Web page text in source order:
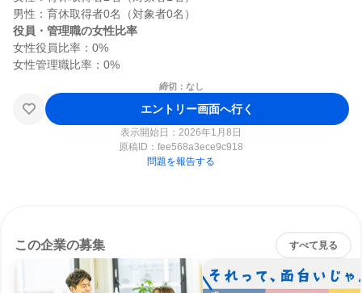
役員・管理職の女性比率
女性役員比率：0%
締切：なし
エントリー画面へ行く
表示開始日：2026年1月8日
原稿ID： fee568a3ece9c918
問題を報告する
この企業の募集 すべて見る